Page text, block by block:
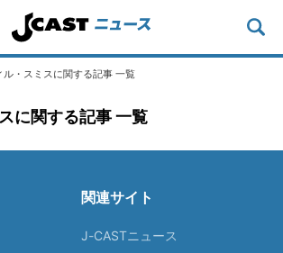
ル・スミスに関する記事 一覧
に関する記事 一覧
関連サイト
J-CASTニュース